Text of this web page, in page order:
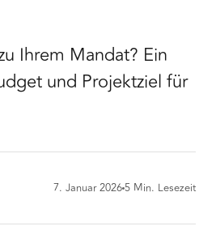
Ihrem Mandat? Ein
und Projektziel für
7. Januar 2026 5 Min. Lesezeit